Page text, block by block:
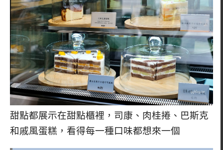
甜點都展示在甜點櫃裡，司康、肉桂捲、巴斯克
和戚風蛋糕，看得每一種口味都想來一個